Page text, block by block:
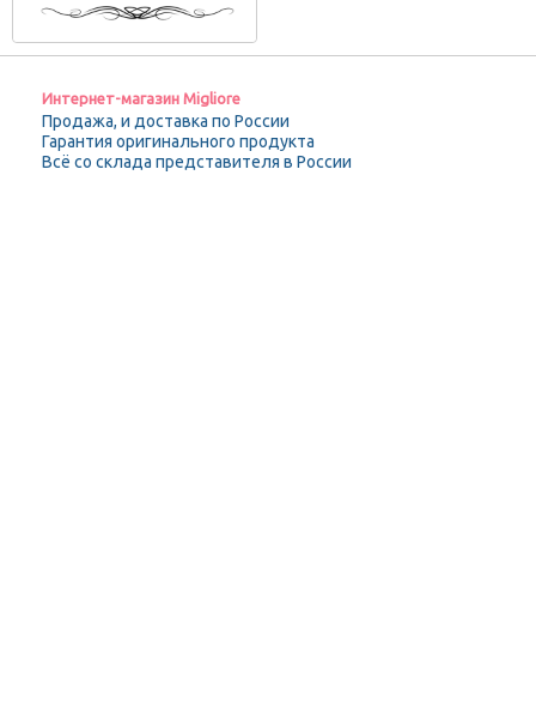
Интернет-магазин Migliore
Продажа, и доставка по России
Гарантия оригинального продукта
Всё со склада представителя в России